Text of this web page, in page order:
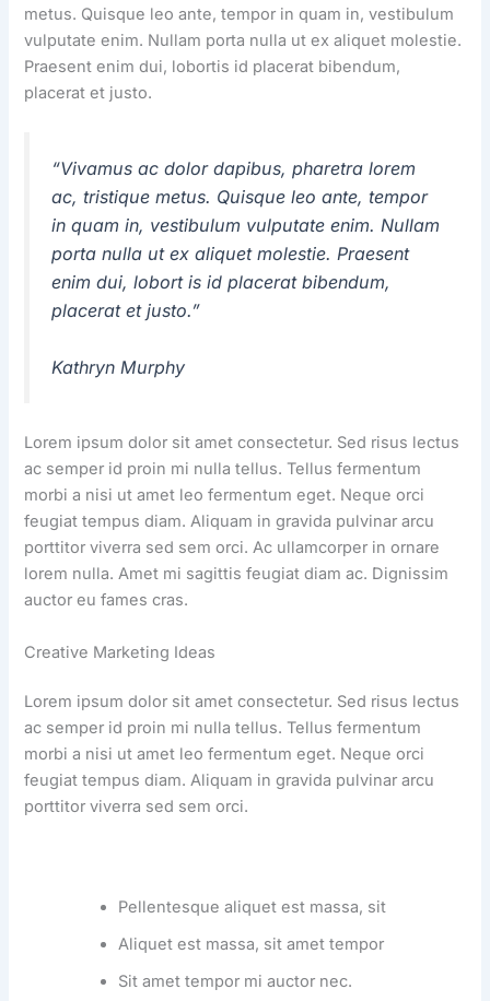
metus. Quisque leo ante, tempor in quam in, vestibulum
vulputate enim. Nullam porta nulla ut ex aliquet molestie.
Praesent enim dui, lobortis id placerat bibendum,
placerat et justo.
“Vivamus ac dolor dapibus, pharetra lorem
ac, tristique metus. Quisque leo ante, tempor
in quam in, vestibulum vulputate enim. Nullam
porta nulla ut ex aliquet molestie. Praesent
enim dui, lobort is id placerat bibendum,
placerat et justo.”
Kathryn Murphy
Lorem ipsum dolor sit amet consectetur. Sed risus lectus
ac semper id proin mi nulla tellus. Tellus fermentum
morbi a nisi ut amet leo fermentum eget. Neque orci
feugiat tempus diam. Aliquam in gravida pulvinar arcu
porttitor viverra sed sem orci. Ac ullamcorper in ornare
lorem nulla. Amet mi sagittis feugiat diam ac. Dignissim
auctor eu fames cras.
Creative Marketing Ideas
Lorem ipsum dolor sit amet consectetur. Sed risus lectus
ac semper id proin mi nulla tellus. Tellus fermentum
morbi a nisi ut amet leo fermentum eget. Neque orci
feugiat tempus diam. Aliquam in gravida pulvinar arcu
porttitor viverra sed sem orci.
Pellentesque aliquet est massa, sit
Aliquet est massa, sit amet tempor
Sit amet tempor mi auctor nec.